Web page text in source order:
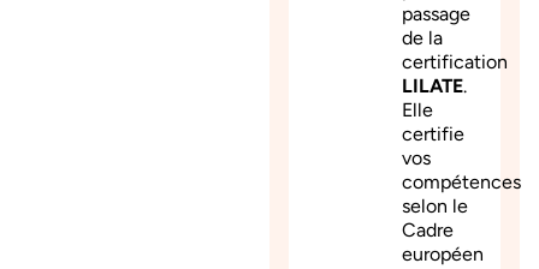
passage
de la
certification
LILATE.
Elle
certifie
vos
compétences
selon le
Cadre
européen